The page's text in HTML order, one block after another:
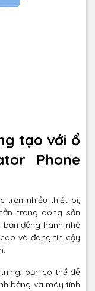
tạo với ổ
Phone
trên nhiều thiết bị,
trong dòng sản
bạn đồng hành nhỏ
và đáng tin cậy
bạn có thể dễ
bảng và máy tính